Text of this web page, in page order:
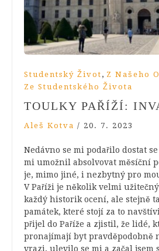
Studentský Život , Z Našeho
Ze Studentského Života
TOULKY PAŘÍŽÍ:
Aleš Kotva / 20. 7. 2023
Nedávno se mi podařilo dostat
mi umožnil absolvovat měsíční
je, mimo jiné, i nezbytný pro
V Paříži je několik velmi
každý historik ocení, ale stejně
památek, které stojí za to
přijel do Paříže a zjistil, že lidé,
pronajímají byt pravděpodobně
vrazi, ulevilo se mi a začal jsem